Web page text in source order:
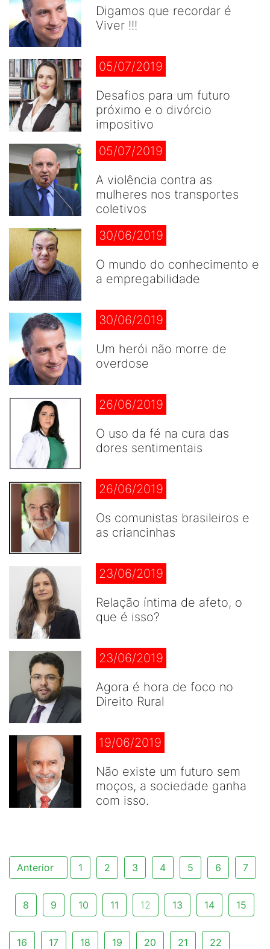
Digamos que recordar é
Viver !!!
05/07/2019
Desafios para um futuro
próximo e o divórcio
impositivo
05/07/2019
A violência contra as
mulheres nos transportes
coletivos
30/06/2019
O mundo do conhecimento e
a empregabilidade
30/06/2019
Um herói não morre de
overdose
26/06/2019
O uso da fé na cura das
dores sentimentais
26/06/2019
Os comunistas brasileiros e
as criancinhas
23/06/2019
Relação íntima de afeto, o
que é isso?
23/06/2019
Agora é hora de foco no
Direito Rural
19/06/2019
Não existe um futuro sem
moços, a sociedade ganha
com isso.
Anterior 1 2 3 4 5 6 7
8 9 10 11 12 13 14 15
16 17 18 19 20 21 22